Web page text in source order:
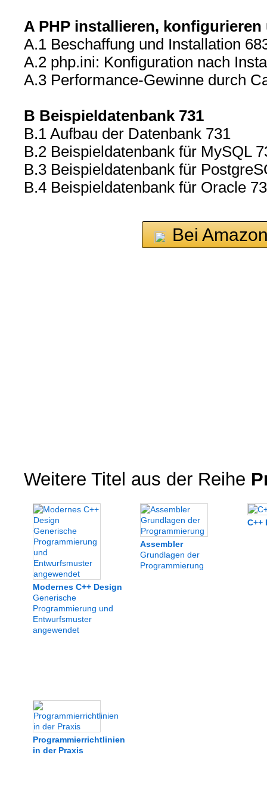
A PHP installieren,
A.1 Beschaffung und Installation
A.2 php.ini: Konfiguration nach
A.3 Performance-Gewinne durch
B Beispieldatenbank 731
B.1 Aufbau der Datenbank 731
B.2 Beispieldatenbank für MySQL
B.3 Beispieldatenbank für
B.4 Beispieldatenbank für Oracle
Bei
Weitere Titel aus der Reihe
Modernes C++ Design
Generische
Programmierung und
Entwurfsmuster
angewendet
Assembler
Grundlagen der
Programmierung
C++
Programmierrichtlinien
in der Praxis